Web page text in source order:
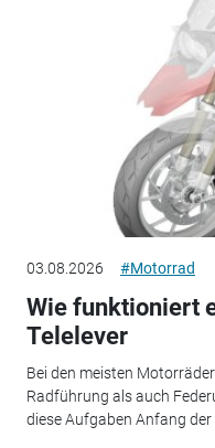
03.08.2026 #Motorrad
Wie funktioniert
Telelever
Bei den meisten
Radführung als auch
diese Aufgaben Anfang